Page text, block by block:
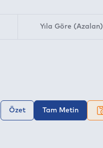
Yıla Göre (Azalan)
Özet Tam Metin